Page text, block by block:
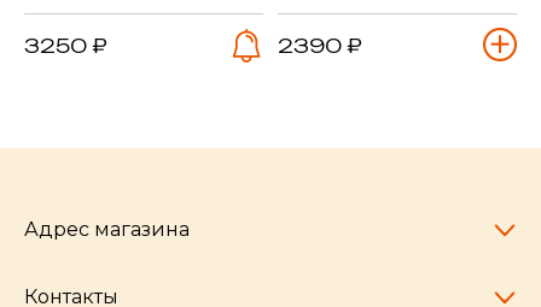
3250 ₽ 2390 ₽
Адрес магазина
Контакты